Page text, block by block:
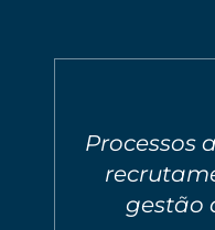
Processos
gestão